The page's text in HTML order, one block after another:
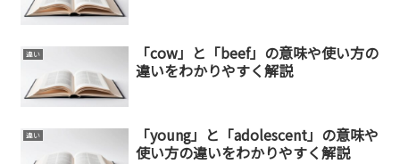
違い
「cow」と「beef」の意味や使い方の
違いをわかりやすく解説
違い
「young」と「adolescent」の意味や
使い方の違いをわかりやすく解説